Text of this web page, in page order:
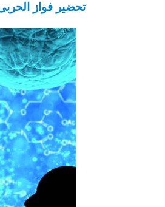
تحضير فواز الحربى مادة احياء 2مقررات لعام 1443